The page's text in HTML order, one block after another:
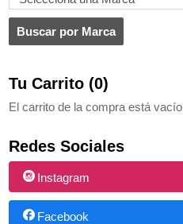
Tu Carrito (0)
El carrito de la compra está vacío
Redes Sociales
Instagram
Facebook